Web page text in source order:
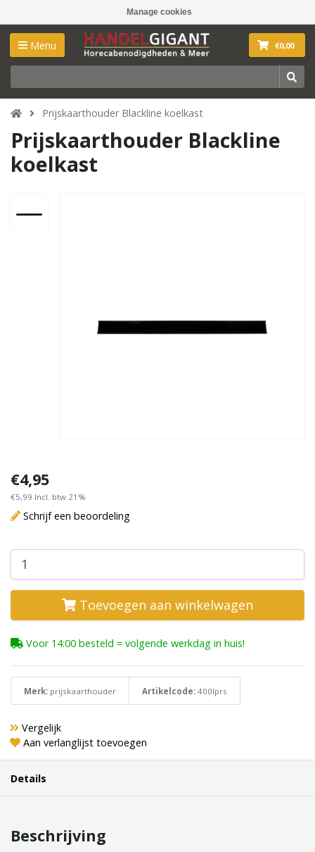
Manage cookies
Menu €0,00
Prijskaarthouder Blackline koelkast
Prijskaarthouder Blackline
koelkast
€4,95
€5,99 Incl. btw 21%
Schrijf een beoordeling
Toevoegen aan winkelwagen
Voor 14:00 besteld = volgende werkdag in huis!
Merk: prijskaarthouder Artikelcode: 400lprs
Vergelijk
Aan verlanglijst toevoegen
Details
Beschrijving